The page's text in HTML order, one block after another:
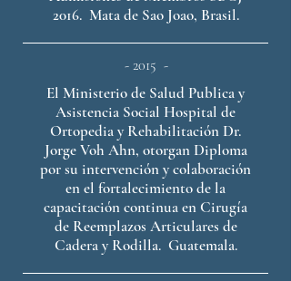
2016. Mata de Sao Joao, Brasil.
- 2015 -
El Ministerio de Salud Publica y
Asistencia Social Hospital de
Ortopedia y Rehabilitación Dr.
Jorge Voh Ahn, otorgan Diploma
por su intervención y colaboración
en el fortalecimiento de la
capacitación continua en Cirugía
de Reemplazos Articulares de
Cadera y Rodilla. Guatemala.